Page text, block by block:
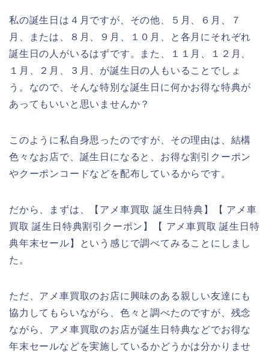
私の誕生日は４月ですが、その他、５月、６月、７
月、または、８月、９月、１０月、と各月にそれぞれ
誕生日の人がいるはずです。また、１１月、１２月、
１月、２月、３月、が誕生日の人もいることでしょ
う。なので、そんな特別な誕生日に何かお得な特典が
あってもいいと思いませんか？
このように私自身思ったのですが、その理由は、結構
色々なお店で、誕生日になると、お得な割引クーポン
やクーポンコードなどを配布しているからです。
だから、まずは、【アメ車買取 誕生日特典】【 アメ車
買取 誕生日特典割引クーポン】【 アメ車買取 誕生日特
典年末セール】という感じで調べてみることにしまし
た。
ただ、アメ車買取のお店に興味のある親しい友達にも
協力してもらいながら、色々と調べたのですが、残念
ながら、アメ車買取のお店が誕生日特典などでお得な
年末セールなどを実施しているかどうかは分かりませ